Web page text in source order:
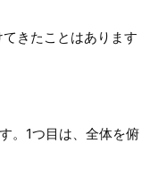
きたことはあります
。1つ目は、全体を俯